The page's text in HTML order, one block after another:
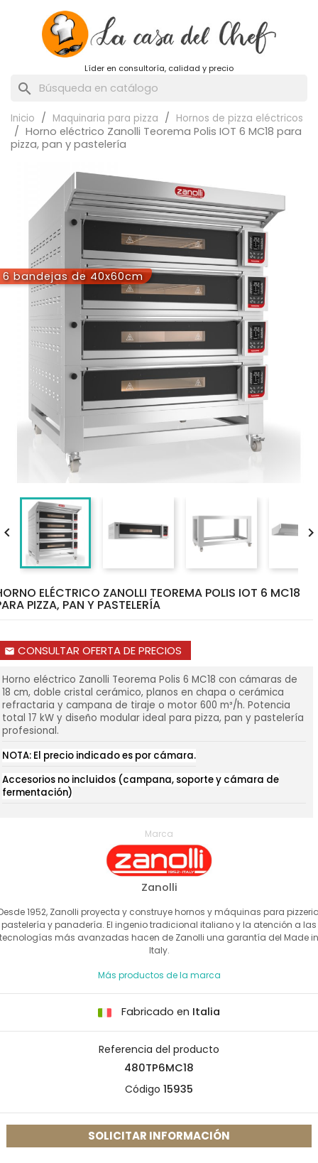
Líder en consultoría, calidad y precio
search
Inicio Maquinaria para pizza Hornos de pizza eléctricos
Horno eléctrico Zanolli Teorema Polis IOT 6 MC18 para
pizza, pan y pastelería
6 bandejas de 40x60cm
ELÉCTRICO ZANOLLI TEOREMA POLIS IOT 6 MC18
PIZZA, PAN Y PASTELERÍA
email CONSULTAR OFERTA DE PRECIOS
Horno eléctrico Zanolli Teorema Polis 6 MC18 con cámaras de
18 cm, doble cristal cerámico, planos en chapa o cerámica
refractaria y campana de tiraje o motor 600 m³/h. Potencia
total 17 kW y diseño modular ideal para pizza, pan y pastelería
profesional.
NOTA: El precio indicado es por cámara.
Accesorios no incluidos (campana, soporte y cámara de
fermentación)
Marca
Zanolli
1952, Zanolli proyecta y construye hornos y máquinas para
pastelería y panadería. El ingenio tradicional italiano y la atención a las
tecnologías más avanzadas hacen de Zanolli una garantía del Made in
Italy.
Más productos de la marca
Fabricado en Italia
Referencia del producto
480TP6MC18
Código 15935
SOLICITAR INFORMACIÓN